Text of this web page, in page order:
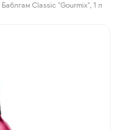
Classic "Gourmix", 1 л